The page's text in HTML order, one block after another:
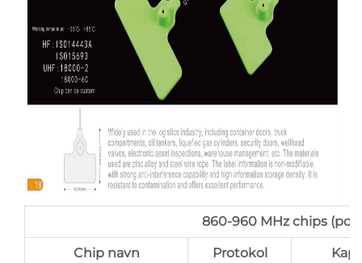
860-960 MHz chips
Chip navn Protokol